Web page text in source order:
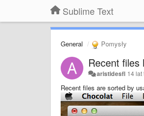
Sublime Text
General Pomysły
Recent files
aristidesfl 14 lat
Recent files are sorted by